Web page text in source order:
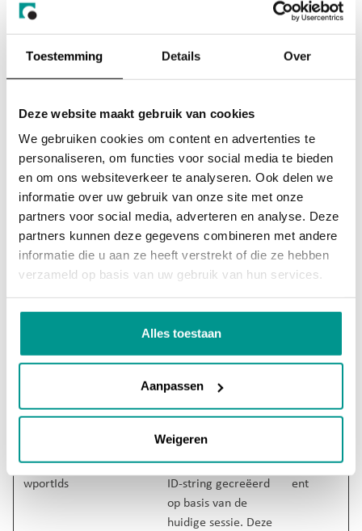
Toestemming Details Over
Deze website maakt gebruik van cookies
We gebruiken cookies om content en advertenties te
personaliseren, om functies voor social media te bieden
en om ons websiteverkeer te analyseren. Ook delen we
informatie over uw gebruik van onze site met onze
partners voor social media, adverteren en analyse. Deze
partners kunnen deze gegevens combineren met andere
informatie die u aan ze heeft verstrekt of die ze hebben
verzameld op basis van uw gebruik van hun services.
Alles toestaan
Aanpassen
Weigeren
doorgebracht en
welke pagina's zijn
ser_#
over de bezoeken van
de gebruiker aan de
website, zoals het
aantal bezoeken, de
gemiddelde tijd die op
de website is
doorgebracht en
welke pagina's zijn
gelezen.
_hjTLDTest Hotjar
Registreert
over het gedrag van
bezoekers aan de
voor interne analyse
door de beheerder
van de website.
Sessie
hjActiveVie
wportIds
Hotjar
Deze cookie bevat een
ID-string gecreëerd
op basis van de
huidige sessie. Deze
Perman
ent